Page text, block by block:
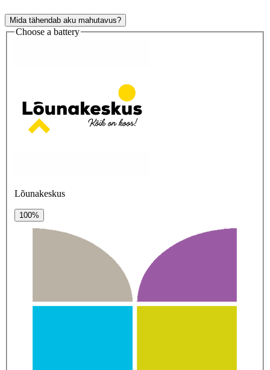
Mida tähendab aku mahutavus?
Choose a battery
Lõunakeskus
100%